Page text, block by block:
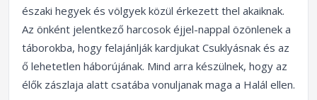
északi hegyek és völgyek közül érkezett thel akaiknak.
Az önként jelentkező harcosok éjjel-nappal özönlenek a
táborokba, hogy felajánlják kardjukat Csuklyásnak és az
ő lehetetlen háborújának. Mind arra készülnek, hogy az
élők zászlaja alatt csatába vonuljanak maga a Halál ellen.